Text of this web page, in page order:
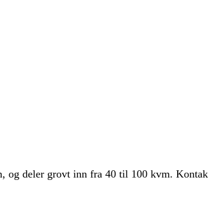
og deler grovt inn fra 40 til 100 kvm.